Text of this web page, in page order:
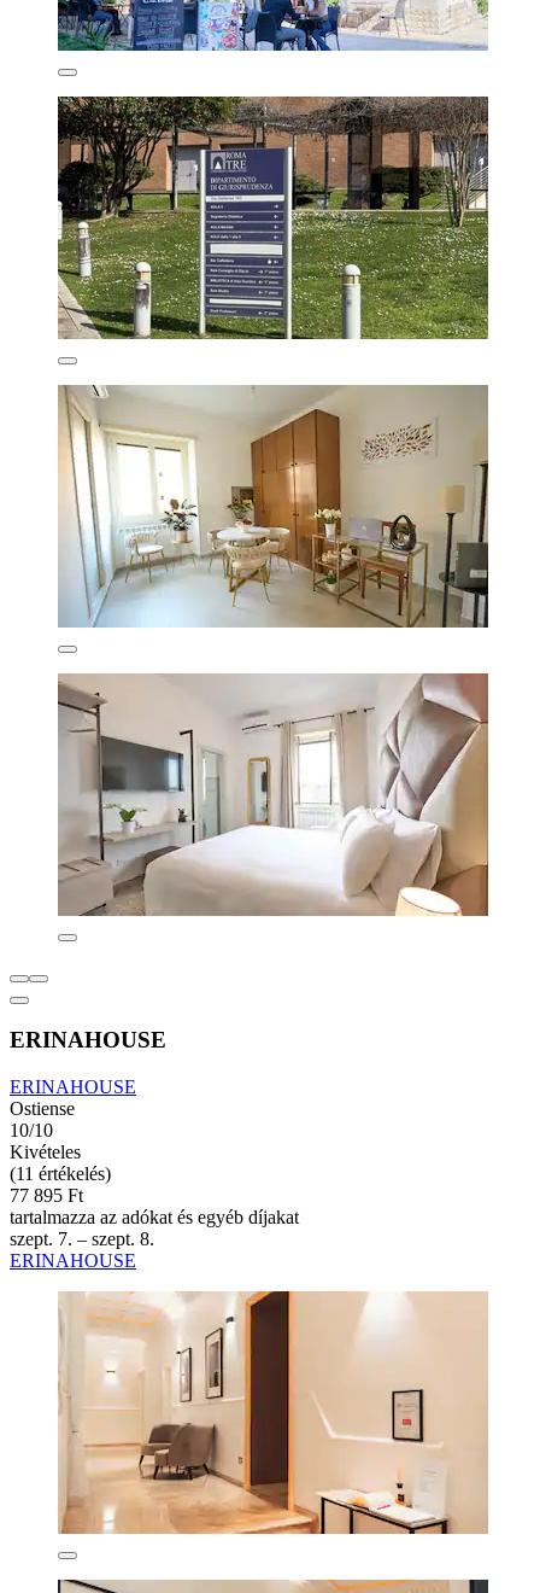
ERINAHOUSE
ERINAHOUSE
Ostiense
10/10
Kivételes
(11 értékelés)
77 895 Ft
tartalmazza az adókat és egyéb díjakat
szept. 7. – szept. 8.
ERINAHOUSE